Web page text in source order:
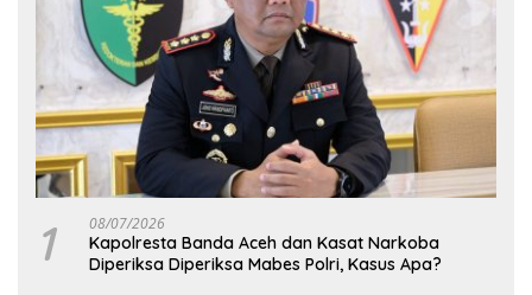
1 08/07/2026
Kapolresta Banda Aceh dan Kasat Narkoba
Diperiksa Diperiksa Mabes Polri, Kasus Apa?